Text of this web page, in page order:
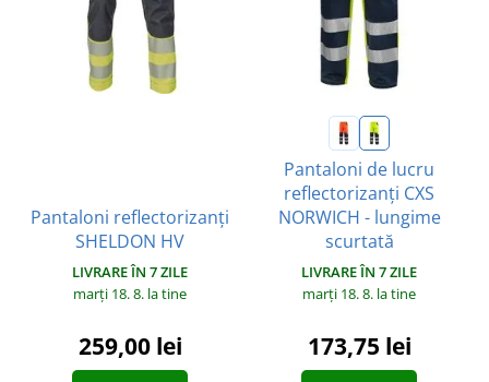
Pantaloni reflectorizanți
SHELDON HV
LIVRARE ÎN 7 ZILE
marți 18. 8. la tine
259,00 lei
Pantaloni de lucru
reflectorizanți CXS
NORWICH - lungime
scurtată
LIVRARE ÎN 7 ZILE
marți 18. 8. la tine
173,75 lei